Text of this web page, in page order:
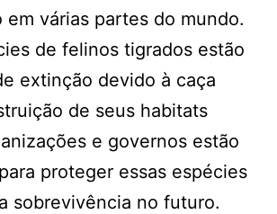
em várias partes do mundo.
de felinos tigrados estão
extinção devido à caça
de seus habitats
e governos estão
proteger essas espécies
sobrevivência no futuro.